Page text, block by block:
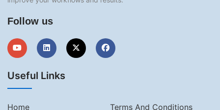
Follow us
Useful Links
Home Terms And Conditions